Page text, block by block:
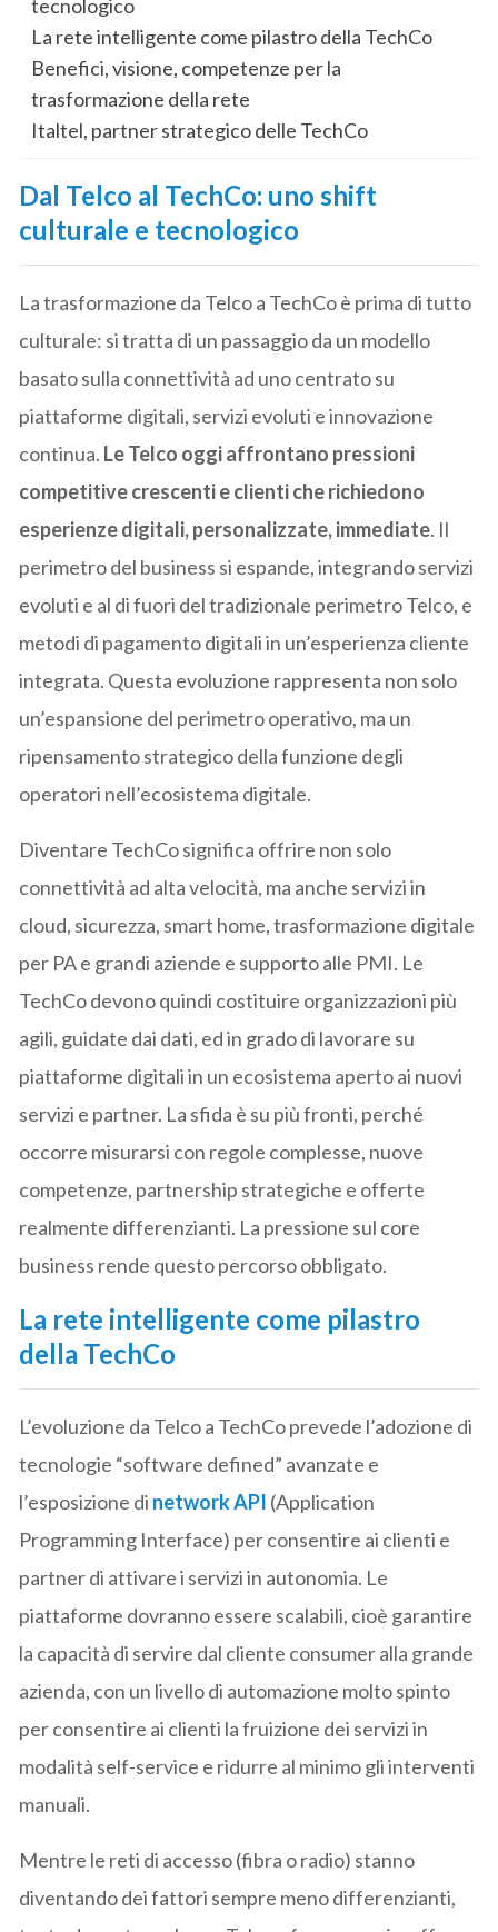
tecnologico
La rete intelligente come pilastro della TechCo
Benefici, visione, competenze per la
trasformazione della rete
Italtel, partner strategico delle TechCo
Dal Telco al TechCo: uno shift
culturale e tecnologico
La trasformazione da Telco a TechCo è prima di tutto
culturale: si tratta di un passaggio da un modello
basato sulla connettività ad uno centrato su
piattaforme digitali, servizi evoluti e innovazione
continua. Le Telco oggi affrontano pressioni
competitive crescenti e clienti che richiedono
esperienze digitali, personalizzate, immediate. Il
perimetro del business si espande, integrando servizi
evoluti e al di fuori del tradizionale perimetro Telco, e
metodi di pagamento digitali in un’esperienza cliente
integrata. Questa evoluzione rappresenta non solo
un’espansione del perimetro operativo, ma un
ripensamento strategico della funzione degli
operatori nell’ecosistema digitale.
Diventare TechCo significa offrire non solo
connettività ad alta velocità, ma anche servizi in
cloud, sicurezza, smart home, trasformazione digitale
per PA e grandi aziende e supporto alle PMI. Le
TechCo devono quindi costituire organizzazioni più
agili, guidate dai dati, ed in grado di lavorare su
piattaforme digitali in un ecosistema aperto ai nuovi
servizi e partner. La sfida è su più fronti, perché
occorre misurarsi con regole complesse, nuove
competenze, partnership strategiche e offerte
realmente differenzianti. La pressione sul core
business rende questo percorso obbligato.
La rete intelligente come pilastro
della TechCo
L’evoluzione da Telco a TechCo prevede l’adozione di
tecnologie “software defined” avanzate e
l’esposizione di network API (Application
Programming Interface) per consentire ai clienti e
partner di attivare i servizi in autonomia. Le
piattaforme dovranno essere scalabili, cioè garantire
la capacità di servire dal cliente consumer alla grande
azienda, con un livello di automazione molto spinto
per consentire ai clienti la fruizione dei servizi in
modalità self-service e ridurre al minimo gli interventi
manuali.
Mentre le reti di accesso (fibra o radio) stanno
diventando dei fattori sempre meno differenzianti,